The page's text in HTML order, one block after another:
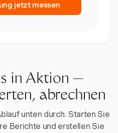
jetzt messen
in Aktion —
abrechnen
unten durch. Starten Sie
Berichte und erstellen Sie